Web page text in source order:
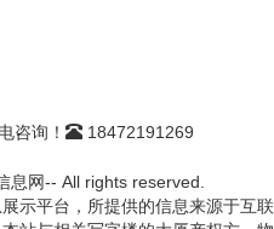
咨询！ 18472191269
网-- All rights reserved.
示平台，所提供的信息来源于互联